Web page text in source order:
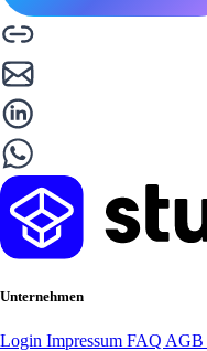
Unternehmen
Login Impressum FAQ AGB